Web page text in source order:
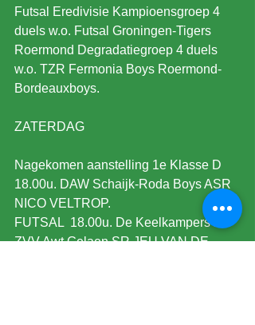
Futsal Eredivisie Kampioensgroep 4
duels w.o. Futsal Groningen-Tigers
Roermond Degradatiegroep 4 duels
w.o. TZR Fermonia Boys Roermond-
Bordeauxboys.
ZATERDAG
Nagekomen aanstelling 1e Klasse D
18.00u. DAW Schaijk-Roda Boys ASR
NICO VELTROP.
FUTSAL  18.00u. De Keelkampers 2-
ZVV Awt Gelaen SR JEU VAN DE